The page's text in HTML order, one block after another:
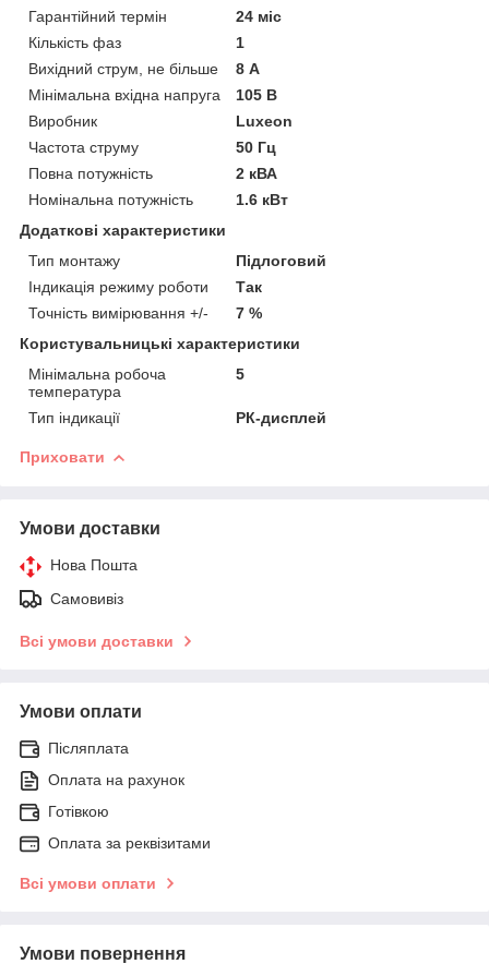
Гарантійний термін
24 міс
Кількість фаз
1
Вихідний струм, не більше
8 А
Мінімальна вхідна напруга
105 В
Виробник
Luxeon
Частота струму
50 Гц
Повна потужність
2 кВА
Номінальна потужність
1.6 кВт
Додаткові характеристики
Тип монтажу
Підлоговий
Індикація режиму роботи
Так
Точність вимірювання +/-
7 %
Користувальницькі характеристики
Мінімальна робоча
температура
5
Тип індикації РК-дисплей
Приховати
Умови доставки
Нова Пошта
Самовивіз
Всі умови доставки
Умови оплати
Післяплата
Оплата на рахунок
Готівкою
Оплата за реквізитами
Всі умови оплати
Умови повернення